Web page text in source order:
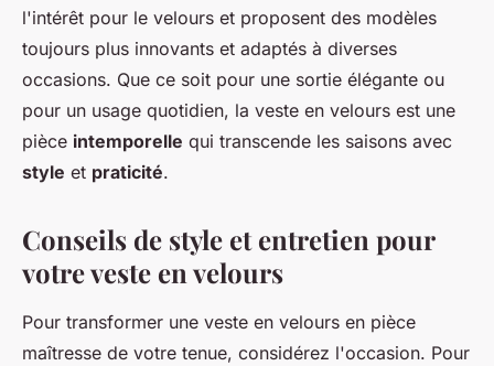
l'intérêt pour le velours et proposent des modèles
toujours plus innovants et adaptés à diverses
occasions. Que ce soit pour une sortie élégante ou
pour un usage quotidien, la veste en velours est une
pièce intemporelle qui transcende les saisons avec
style et praticité.
Conseils de style et entretien pour
votre veste en velours
Pour transformer une veste en velours en pièce
maîtresse de votre tenue, considérez l'occasion. Pour